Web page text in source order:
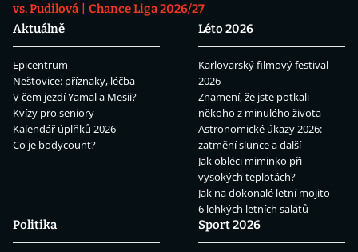
vs. Pudilová
Chance Liga 2026/27
Aktuálně
Epicentrum
Neštovice: příznaky, léčba
V čem jezdí Yamal a Mesii?
Kvízy pro seniory
Kalendář úplňků 2026
Co je bodycount?
Léto 2026
Karlovarský filmový festival
2026
Znamení, že jste potkali
někoho z minulého života
Astronomické úkazy 2026:
zatmění slunce a další
Jak obléci miminko při
vysokých teplotách?
Jak na dokonalé letní mojito
6 lehkých letních salátů
Politika
Sport 2026